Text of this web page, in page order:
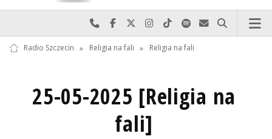
Najlepiej po prostu do nas zadzwoń
Odwiedź nas na Facebook-u
Odwiedź nas na X
Odwiedź nas na Instagram-ie
Odwiedź nas na TikTok-u
Szukaj nas na Spotify
Wyślij do nas
Szukaj
Radio Szczecin » Religia na fali » Religia na fali
25-05-2025 [Religia na
fali]